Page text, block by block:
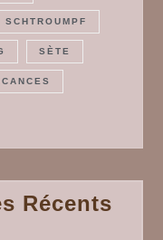
SCHTROUMPF
SÈTE
Récents